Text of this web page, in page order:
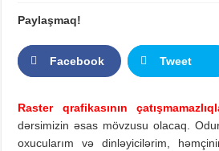
Paylaşmaq!
Facebook Tweet
Raster qrafikasının
dərsimizin əsas mövzusu olacaq.
oxucularım və dinləyicilərim,